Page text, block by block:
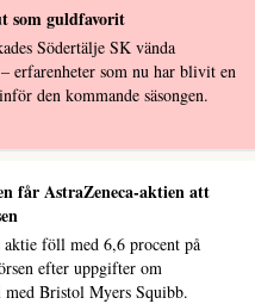
som guldfavorit
Södertälje SK vända
erfarenheter som nu har blivit en
den kommande säsongen.
får AstraZeneca-aktien att
aktie föll med 6,6 procent på
efter uppgifter om
med Bristol Myers Squibb.